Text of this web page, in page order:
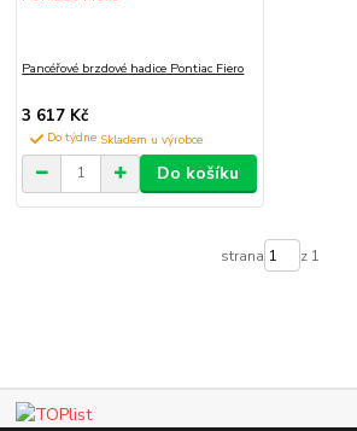
Pancéřové brzdové hadice Pontiac Fiero
3 617 Kč
Do týdne
Do košíku
strana z 1